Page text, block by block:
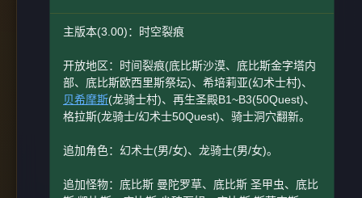
主版本(3.00)：时空裂痕
开放地区：时间裂痕(底比斯沙漠、底比斯金字塔内
部、底比斯欧西里斯祭坛)、希培莉亚(幻术士村)、
贝希摩斯(龙骑士村)、再生圣殿B1~B3(50Quest)、
格拉斯(龙骑士/幻术士50Quest)、骑士洞穴翻新。
追加角色：幻术士(男/女)、龙骑士(男/女)。
追加怪物：底比斯 曼陀罗草、底比斯 圣甲虫、底比